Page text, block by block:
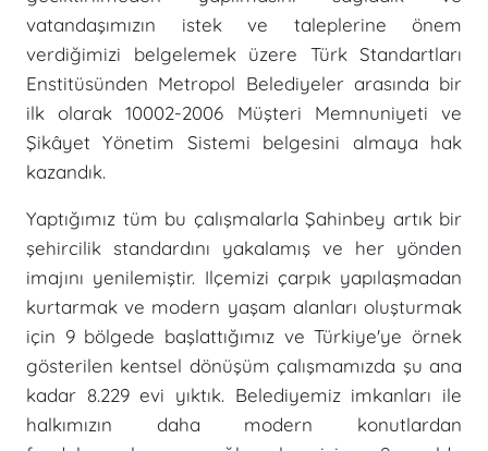
vatandaşımızın istek ve taleplerine önem
verdiğimizi belgelemek üzere Türk Standartları
Enstitüsünden Metropol Belediyeler arasında bir
ilk olarak 10002-2006 Müşteri Memnuniyeti ve
Şikâyet Yönetim Sistemi belgesini almaya hak
kazandık.
Yaptığımız tüm bu çalışmalarla Şahinbey artık bir
şehircilik standardını yakalamış ve her yönden
imajını yenilemiştir. Ilçemizi çarpık yapılaşmadan
kurtarmak ve modern yaşam alanları oluşturmak
için 9 bölgede başlattığımız ve Türkiye'ye örnek
gösterilen kentsel dönüşüm çalışmamızda şu ana
kadar 8.229 evi yıktık. Belediyemiz imkanları ile
halkımızın daha modern konutlardan